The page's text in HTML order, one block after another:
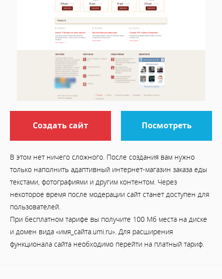
Создать сайт Посмотреть
В этом нет ничего сложного. После создания вам нужно
только наполнить адаптивный интернет-магазин заказа еды
текстами, фотографиями и другим контентом. Через
некоторое время после модерации сайт станет доступен для
пользователей.
При бесплатном тарифе вы получите 100 Мб места на диске
и домен вида «имя_сайта.umi.ru». Для расширения
функционала сайта необходимо перейти на платный тариф.